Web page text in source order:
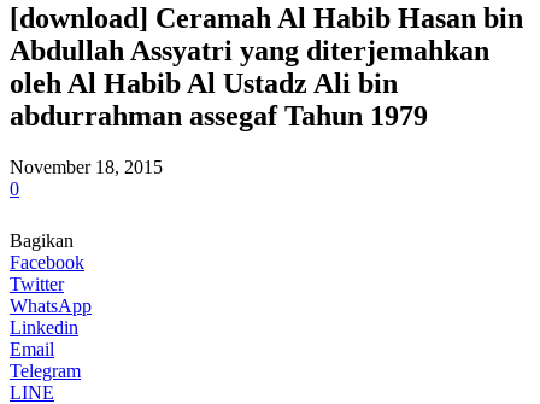
[download] Ceramah Al Habib Hasan bin
Abdullah Assyatri yang diterjemahkan
oleh Al Habib Al Ustadz Ali bin
abdurrahman assegaf Tahun 1979
November 18, 2015
0
Bagikan
Facebook
Twitter
WhatsApp
Linkedin
Email
Telegram
LINE